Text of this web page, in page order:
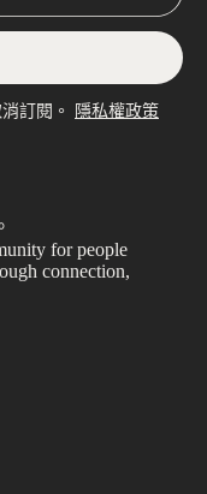
訂閱。 隱私權政策
for people
connection,